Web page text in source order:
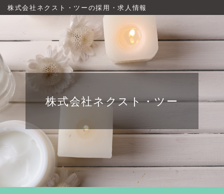
株式会社ネクスト・ツーの採用・求人情報
株式会社ネクスト・ツー